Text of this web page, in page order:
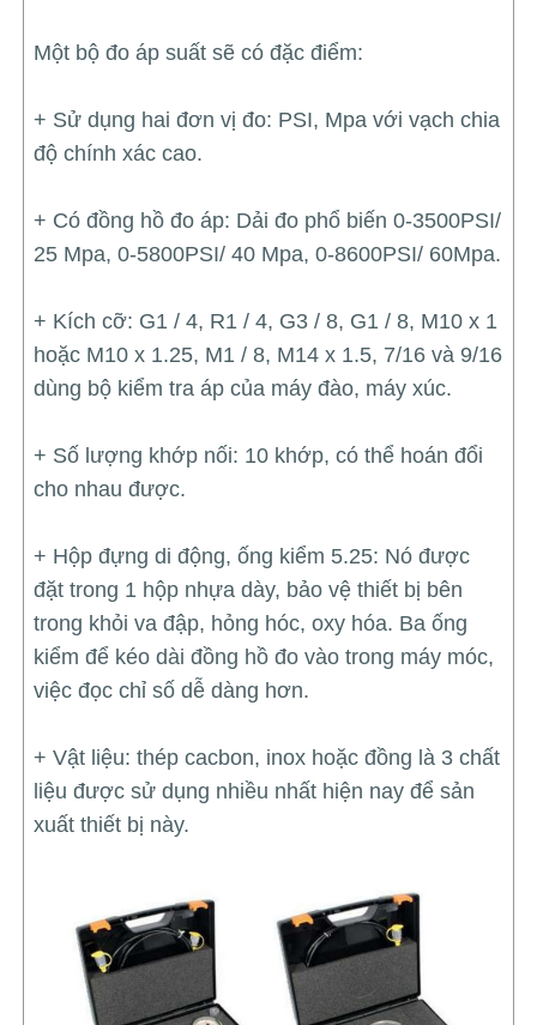
Một bộ đo áp suất sẽ có đặc điểm:
+ Sử dụng hai đơn vị đo: PSI, Mpa với vạch chia
độ chính xác cao.
+ Có đồng hồ đo áp: Dải đo phổ biến 0-3500PSI/
25 Mpa, 0-5800PSI/ 40 Mpa, 0-8600PSI/ 60Mpa.
+ Kích cỡ: G1 / 4, R1 / 4, G3 / 8, G1 / 8, M10 x 1
hoặc M10 x 1.25, M1 / ​​8, M14 x 1.5, 7/16 và 9/16
dùng bộ kiểm tra áp của máy đào, máy xúc.
+ Số lượng khớp nối: 10 khớp, có thể hoán đổi
cho nhau được.
+ Hộp đựng di động, ống kiểm 5.25: Nó được
đặt trong 1 hộp nhựa dày, bảo vệ thiết bị bên
trong khỏi va đập, hỏng hóc, oxy hóa. Ba ống
kiểm để kéo dài đồng hồ đo vào trong máy móc,
việc đọc chỉ số dễ dàng hơn.
+ Vật liệu: thép cacbon, inox hoặc đồng là 3 chất
liệu được sử dụng nhiều nhất hiện nay để sản
xuất thiết bị này.